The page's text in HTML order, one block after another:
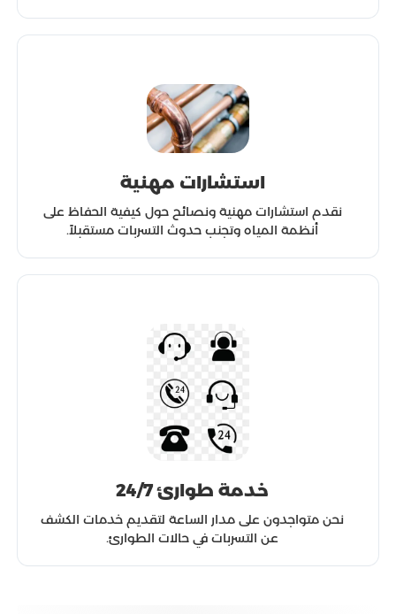
استشارات مهنية
نقدم استشارات مهنية ونصائح حول كيفية الحفاظ على
أنظمة المياه وتجنب حدوث التسربات مستقبلاً.
خدمة طوارئ 24/7
نحن متواجدون على مدار الساعة لتقديم خدمات الكشف
عن التسربات في حالات الطوارئ.